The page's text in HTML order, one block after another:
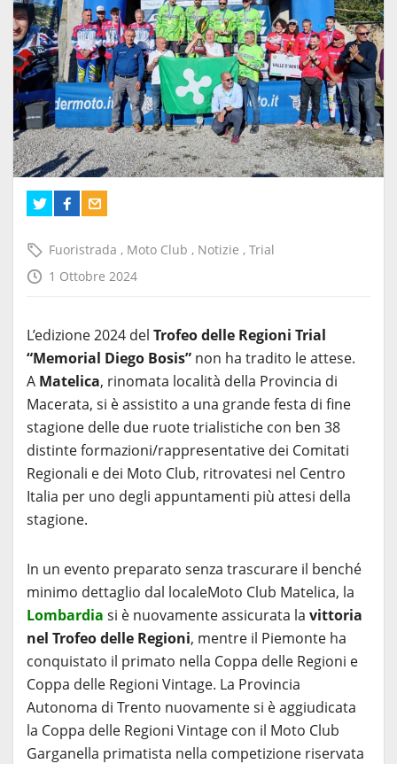
Fuoristrada , Moto Club , Notizie , Trial
1 Ottobre 2024
L’edizione 2024 del Trofeo delle Regioni Trial
“Memorial Diego Bosis” non ha tradito le attese.
A Matelica, rinomata località della Provincia di
Macerata, si è assistito a una grande festa di fine
stagione delle due ruote trialistiche con ben 38
distinte formazioni/rappresentative dei Comitati
Regionali e dei Moto Club, ritrovatesi nel Centro
Italia per uno degli appuntamenti più attesi della
stagione.
In un evento preparato senza trascurare il benché
minimo dettaglio dal localeMoto Club Matelica, la
Lombardia si è nuovamente assicurata la vittoria
nel Trofeo delle Regioni, mentre il Piemonte ha
conquistato il primato nella Coppa delle Regioni e
Coppa delle Regioni Vintage. La Provincia
Autonoma di Trento nuovamente si è aggiudicata
la Coppa delle Regioni Vintage con il Moto Club
Garganella primatista nella competizione riservata